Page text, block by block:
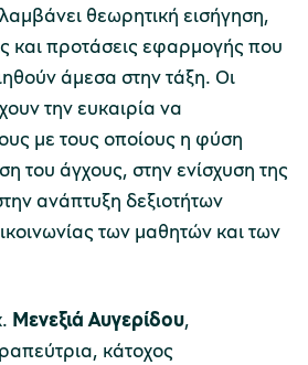
θεωρητική εισήγηση,
και προτάσεις εφαρμογής που
άμεσα στην τάξη. Οι
την ευκαιρία να
με τους οποίους η φύση
του άγχους, στην ενίσχυση της
ανάπτυξη δεξιοτήτων
των μαθητών και των
Μενεξιά Αυγερίδου,
κάτοχος